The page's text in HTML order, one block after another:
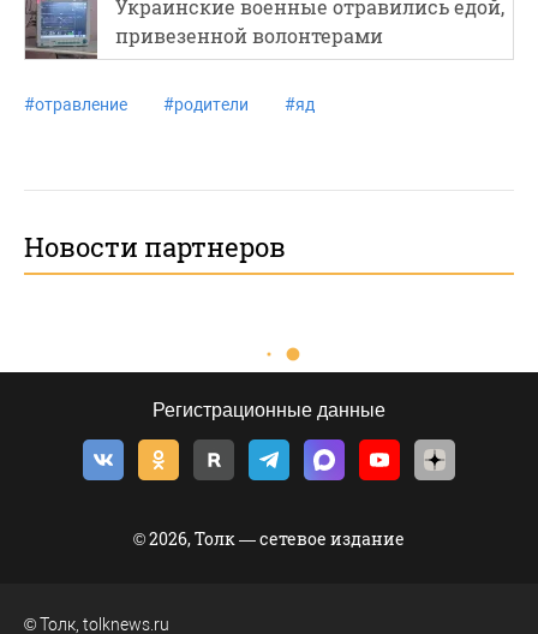
Украинские военные отравились едой,
привезенной волонтерами
#отравление #родители #яд
Новости партнеров
Регистрационные данные
© 2026, Толк — сетевое издание
©Толк tolknews.ru